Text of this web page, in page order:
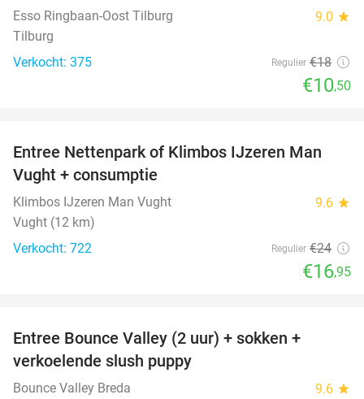
Esso Ringbaan-Oost Tilburg 9.0 star
Tilburg
Verkocht: 375
Regulier €18
€10,50
29%
Entree Nettenpark of Klimbos IJzeren Man
Vught + consumptie
Klimbos IJzeren Man Vught 9.6 star
Vught (12 km)
Verkocht: 722
Regulier €24
€16,95
Entree Bounce Valley (2 uur) + sokken +
verkoelende slush puppy
Bounce Valley Breda 9.6 star